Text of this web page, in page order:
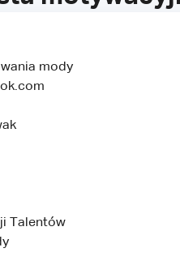
mody
Talentów